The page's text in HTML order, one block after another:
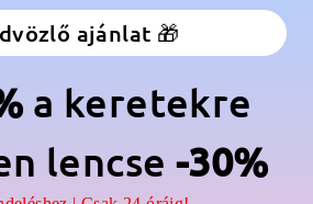
ajánlat 🎁
a keretekre
lencse -30%